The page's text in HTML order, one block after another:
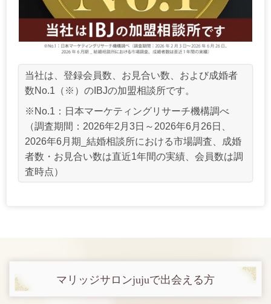
当社は、登録会員数、お見合い数、および成婚者
数No.1（※）のIBJの加盟相談所です。
※No.1：日本マーケティングリサーチ機構調べ
（調査期間：2026年2月3日～2026年6月26日、
2026年6月期_結婚相談所における市場調査、成婚
者数・お見合い数は直近1年間の実績、会員数は調
査時点）
マリッジサロンjujuで出会える方